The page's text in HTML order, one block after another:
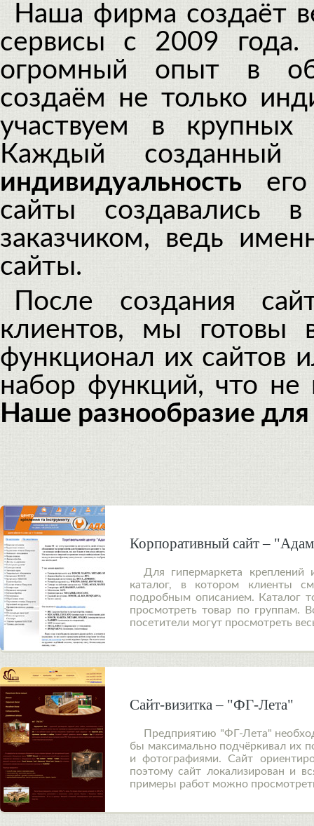
Наша фирма создаёт
сервисы с 2009
огромный опыт в
создаём не только
участвуем в крупных
Каждый созданный
индивидуальность его
сайты создавались
заказчиком, ведь
сайты.
После создания
клиентов, мы готовы
функционал их сайтов
набор функций, что не
Наше разнообразие
Корпоративный сайт –
Для гипермаркета креплений
каталог, в котором клиенты
подробным описанием. Каталог
просмотреть товар по группам.
посетители могут просмотреть
Сайт-визитка – "ФГ-Лета"
Предприятию "ФГ-Лета"
бы максимально подчёркивал их
и фотографиями. Сайт
поэтому сайт локализирован и
примеры работ можно